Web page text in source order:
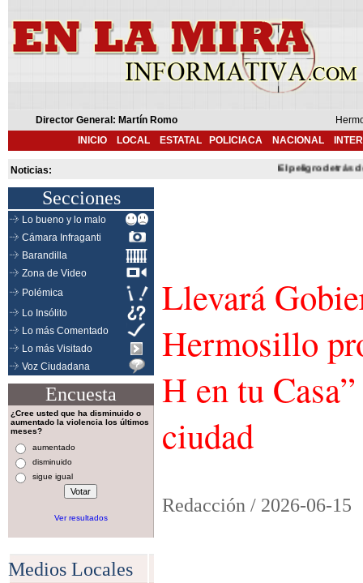
Director General: Martín Romo
INICIO
LOCAL ESTATAL POLICIACA NACIONAL
Noticias: El peligro detrás del
Secciones
Lo bueno y lo malo
Cámara Infraganti
Barandilla
Zona de Video
Polémica
Lo Insólito
Lo más Comentado
Lo más Visitado
Voz Ciudadana
Encuesta
¿Cree usted que ha disminuido o
aumentado la violencia los últimos
meses?
aumentado
disminuido
sigue igual
Ver resultados
Medios Locales
Llevará
Hermosillo
H en tu
ciudad
Redacción / 2026-06-15